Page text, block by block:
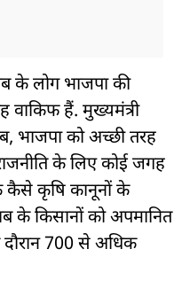
के लोग भाजपा की
वाकिफ हैं. मुख्यमंत्री
भाजपा को अच्छी तरह
के लिए कोई जगह
कैसे कृषि कानूनों के
के किसानों को अपमानित
700 से अधिक